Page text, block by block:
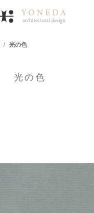
光の色
光の色